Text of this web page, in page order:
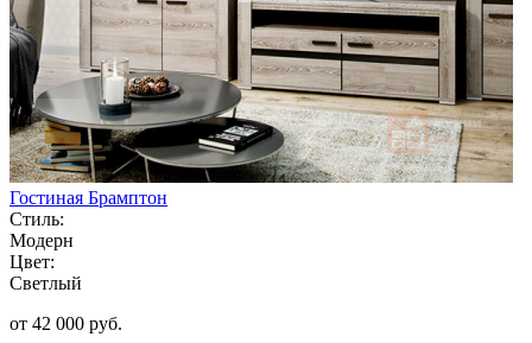
Гостиная Брамптон
Стиль:
Модерн
Цвет:
Светлый
от 42 000 руб.